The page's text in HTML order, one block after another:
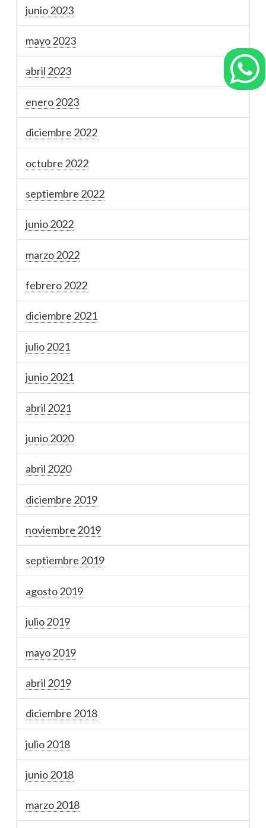
junio 2023
mayo 2023
abril 2023
enero 2023
diciembre 2022
octubre 2022
septiembre 2022
junio 2022
marzo 2022
febrero 2022
diciembre 2021
julio 2021
junio 2021
abril 2021
junio 2020
abril 2020
diciembre 2019
noviembre 2019
septiembre 2019
agosto 2019
julio 2019
mayo 2019
abril 2019
diciembre 2018
julio 2018
junio 2018
marzo 2018